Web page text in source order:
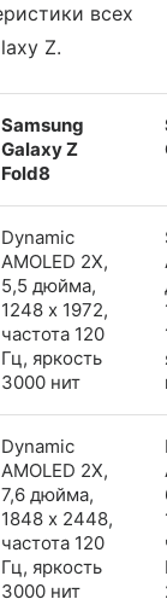
всех
Z.
Samsung
Galaxy Z
Fold8
Dynamic
AMOLED 2X,
5,5 дюйма,
1248 x 1972,
частота 120
Гц, яркость
3000 нит
Dynamic
AMOLED 2X,
7,6 дюйма,
1848 x 2448,
частота 120
Гц, яркость
3000 нит